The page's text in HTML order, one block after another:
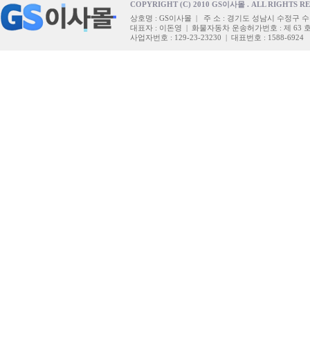
COPYRIGHT (C) 2010 GS이사몰 . ALL RIGHTS
상호명 : GS이사몰 | 주 소 : 경기도 성남시 수정구
대표자 : 이돈영 | 화물자동차 운송허가번호 : 제 63
사업자번호 : 129-23-23230 | 대표번호 : 1588-6924